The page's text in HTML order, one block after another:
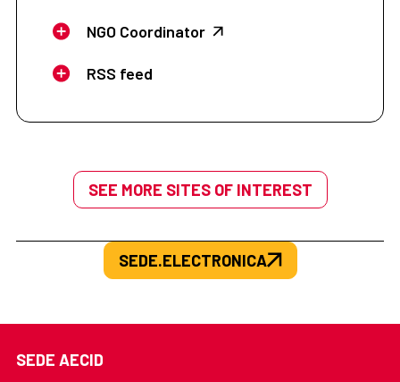
NGO Coordinator
RSS feed
SEE MORE SITES OF INTEREST
SEDE.ELECTRONICA
SEDE AECID